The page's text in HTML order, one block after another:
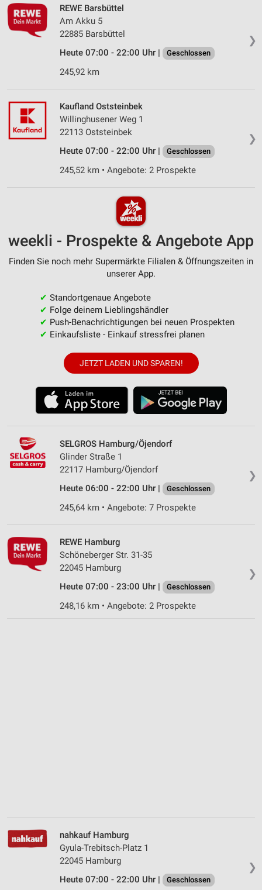
❯
REWE Barsbüttel
Am Akku 5
22885 Barsbüttel
Heute 07:00 - 22:00 Uhr |
Geschlossen
245,92 km
❯
Kaufland Oststeinbek
Willinghusener Weg 1
22113 Oststeinbek
Heute 07:00 - 22:00 Uhr |
Geschlossen
245,52 km • Angebote: 2 Prospekte
weekli - Prospekte & Angebote App
Finden Sie noch mehr Supermärkte Filialen & Öffnungszeiten in
unserer App.
✔ Standortgenaue Angebote
✔ Folge deinem Lieblingshändler
✔ Push-Benachrichtigungen bei neuen Prospekten
✔ Einkaufsliste - Einkauf stressfrei planen
JETZT LADEN UND SPAREN!
❯
SELGROS Hamburg/Öjendorf
Glinder Straße 1
22117 Hamburg/Öjendorf
Heute 06:00 - 22:00 Uhr |
Geschlossen
245,64 km • Angebote: 7 Prospekte
❯
REWE Hamburg
Schöneberger Str. 31-35
22045 Hamburg
Heute 07:00 - 23:00 Uhr |
Geschlossen
248,16 km • Angebote: 2 Prospekte
❯
nahkauf Hamburg
Gyula-Trebitsch-Platz 1
22045 Hamburg
Heute 07:00 - 22:00 Uhr |
Geschlossen